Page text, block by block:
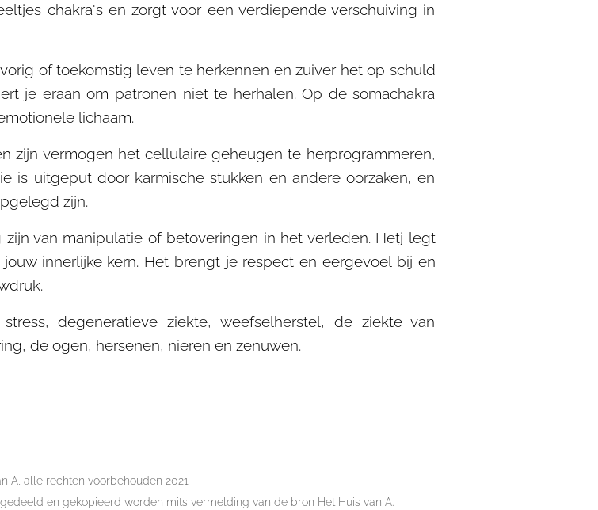
chakra's en zorgt voor een verdiepende verschuiving in
of toekomstig leven te herkennen en zuiver het op schuld
je eraan om patronen niet te herhalen. Op de somachakra
lichaam.
zijn vermogen het cellulaire geheugen te herprogrammeren,
is uitgeput door karmische stukken en andere oorzaken, en
zijn.
van manipulatie of betoveringen in het verleden. Hetj legt
innerlijke kern. Het brengt je respect en eergevoel bij en
degeneratieve ziekte, weefselherstel, de ziekte van
de ogen, hersenen, nieren en zenuwen.
A, alle rechten voorbehouden 2021
en gekopieerd worden mits vermelding van de bron Het Huis van A.